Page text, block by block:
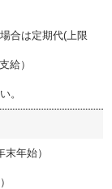
合は定期代(上限
給）
。
年始）